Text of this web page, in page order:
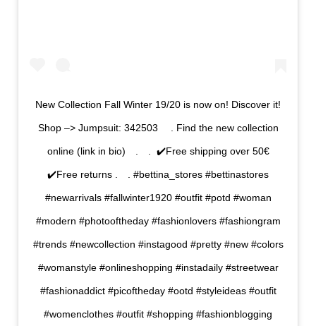
New Collection Fall Winter 19/20 is now on! Discover it!⁠
⁠Shop –> Jumpsuit: 342503 ⠀⁠ .⁠⁠ Find the new collection
online (link in bio)⠀⁠ .⁠⠀⁠ .⁠ ⁣⁠ ✔️Free shipping over 50€⁠
✔️Free returns⁠ .⠀⁠ ⁠.⁠ ⁣⁣#bettina_stores #bettinastores
#newarrivals #fallwinter1920 #outfit #potd #woman
#modern #photooftheday #fashionlovers #fashiongram
#trends #newcollection #instagood #pretty #new #colors
#womanstyle #onlineshopping #instadaily #streetwear
#fashionaddict #picoftheday #ootd #styleideas #outfit
#womenclothes #outfit #shopping #fashionblogging